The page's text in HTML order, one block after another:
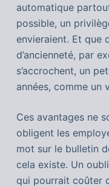
automatique
possible, un
envieraient. Et que
d’ancienneté, par
s’accrochent, un
années, comme un
Ces avantages ne
obligent les
mot sur le bulletin
cela existe. Un
qui pourrait coûter